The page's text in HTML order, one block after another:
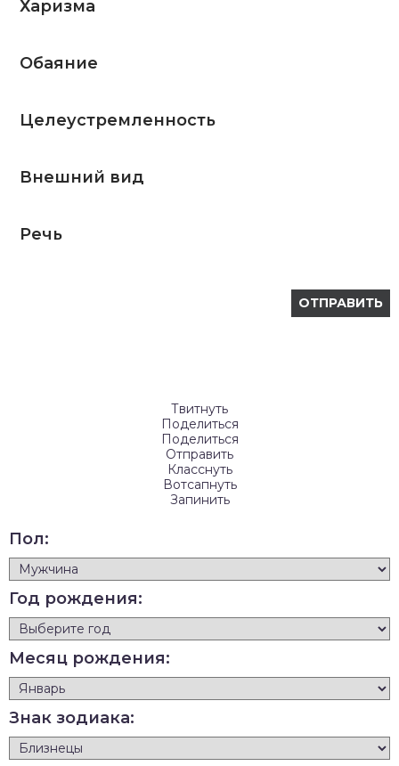
Харизма
Обаяние
Целеустремленность
Внешний вид
Речь
Твитнуть
Поделиться
Поделиться
Отправить
Класснуть
Вотсапнуть
Запинить
Пол:
Год рождения:
Месяц рождения:
Знак зодиака: